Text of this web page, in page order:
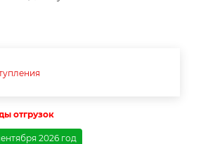
отгрузок
2026 год